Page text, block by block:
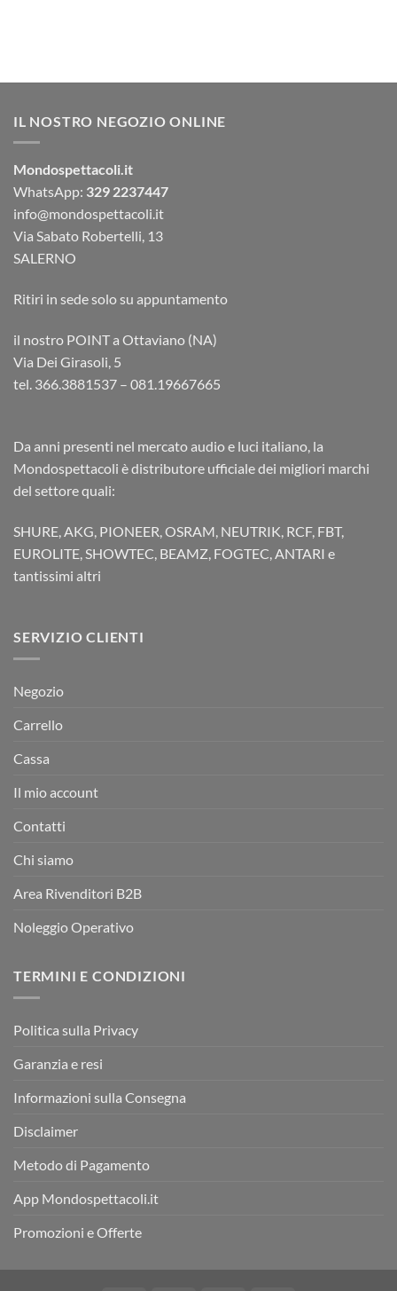
IL NOSTRO NEGOZIO ONLINE
Mondospettacoli.it
WhatsApp: 329 2237447
info@mondospettacoli.it
Via Sabato Robertelli, 13
SALERNO
Ritiri in sede solo su appuntamento
il nostro POINT a Ottaviano (NA)
Via Dei Girasoli, 5
tel. 366.3881537 – 081.19667665
Da anni presenti nel mercato audio e luci italiano, la
Mondospettacoli è distributore ufficiale dei migliori marchi
del settore quali:
SHURE, AKG, PIONEER, OSRAM, NEUTRIK, RCF, FBT,
EUROLITE, SHOWTEC, BEAMZ, FOGTEC, ANTARI e
tantissimi altri
SERVIZIO CLIENTI
Negozio
Carrello
Cassa
Il mio account
Contatti
Chi siamo
Area Rivenditori B2B
Noleggio Operativo
TERMINI E CONDIZIONI
Politica sulla Privacy
Garanzia e resi
Informazioni sulla Consegna
Disclaimer
Metodo di Pagamento
App Mondospettacoli.it
Promozioni e Offerte